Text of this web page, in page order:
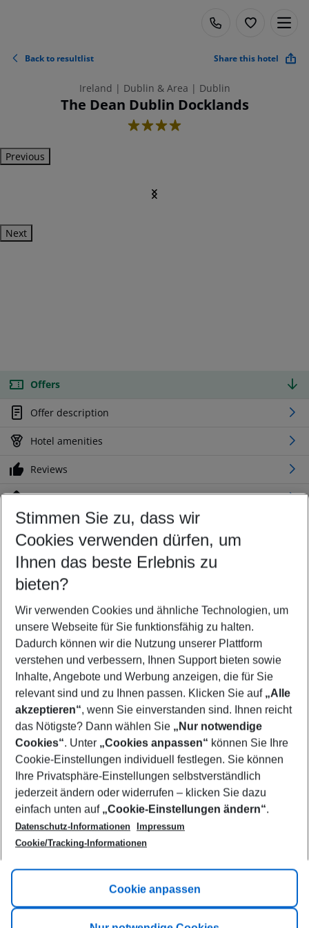
Back to resultlist Share this hotel
Ireland | Dublin & Area | Dublin
The Dean Dublin Docklands
4
Previous
Next
Offers
Offer description
Hotel amenities
Reviews
Location
Customize your offer
Find the perfect deal which suits your best
Your departure airport
Any airport
Select your date range
11/08/26–09/08/27 5-8 nights
Who will travel
2 adults No children
Show more filter
Footer
Footer navigation
Title A
Link A
Stimmen Sie zu, dass wir
Cookies verwenden dürfen, um
Ihnen das beste Erlebnis zu
bieten?
Wir verwenden Cookies und ähnliche Technologien, um
unsere Webseite für Sie funktionsfähig zu halten.
Dadurch können wir die Nutzung unserer Plattform
verstehen und verbessern, Ihnen Support bieten sowie
Inhalte, Angebote und Werbung anzeigen, die für Sie
relevant sind und zu Ihnen passen. Klicken Sie auf „Alle
akzeptieren“, wenn Sie einverstanden sind. Ihnen reicht
das Nötigste? Dann wählen Sie „Nur notwendige
Cookies“. Unter „Cookies anpassen“ können Sie Ihre
Cookie-Einstellungen individuell festlegen. Sie können
Ihre Privatsphäre-Einstellungen selbstverständlich
jederzeit ändern oder widerrufen – klicken Sie dazu
einfach unten auf „Cookie-Einstellungen ändern“.
Datenschutz-Informationen
Impressum
Cookie/Tracking-Informationen
Cookie anpassen